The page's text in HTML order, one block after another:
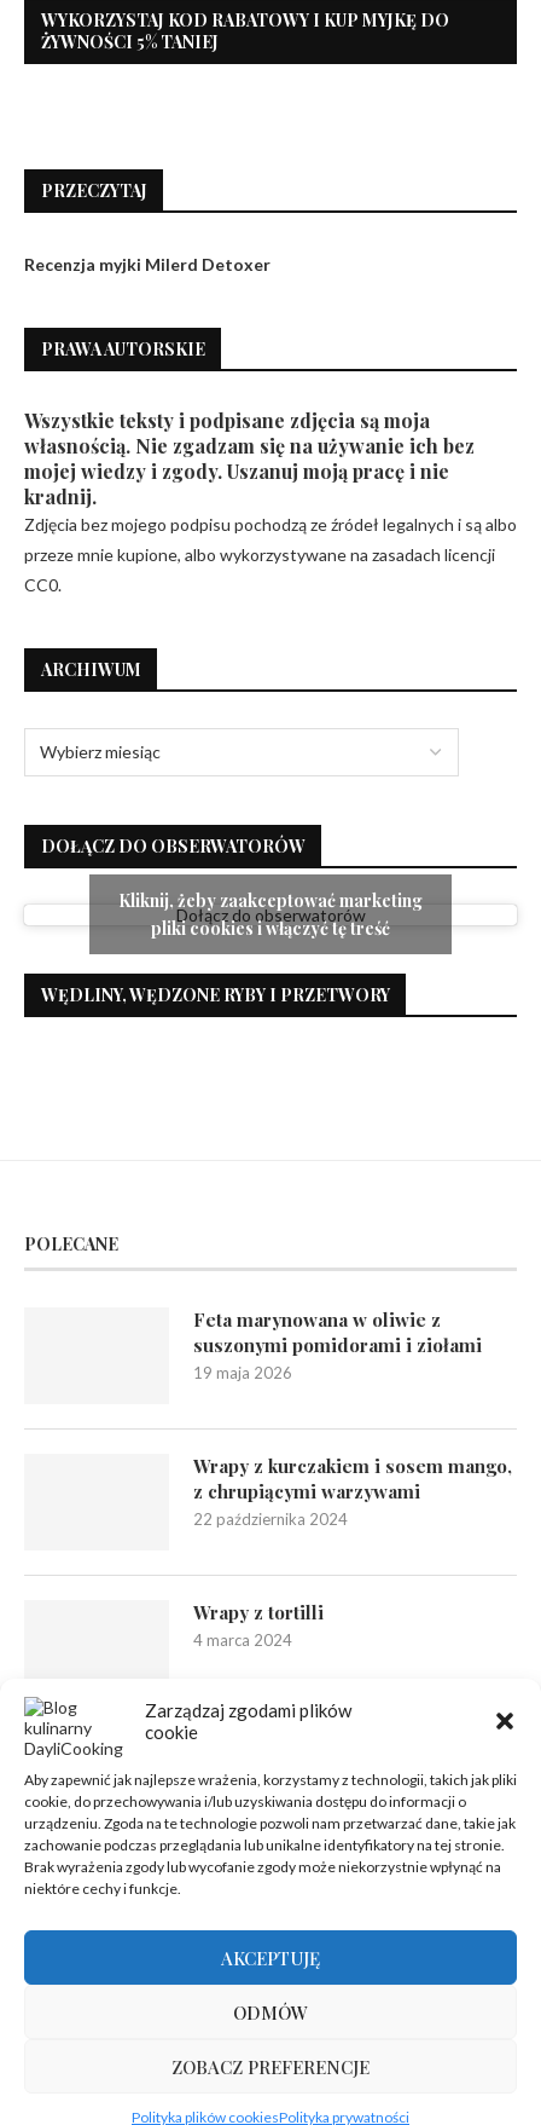
Zarządzaj zgodami plików
cookie
Aby zapewnić jak najlepsze wrażenia, korzystamy z technologii, takich jak pliki
cookie, do przechowywania i/lub uzyskiwania dostępu do informacji o
urządzeniu. Zgoda na te technologie pozwoli nam przetwarzać dane, takie jak
zachowanie podczas przeglądania lub unikalne identyfikatory na tej stronie.
Brak wyrażenia zgody lub wycofanie zgody może niekorzystnie wpłynąć na
niektóre cechy i funkcje.
AKCEPTUJĘ
ODMÓW
ZOBACZ PREFERENCJE
Polityka plików cookiesPolityka prywatności
WYKORZYSTAJ KOD RABATOWY I KUP MYJKĘ DO
ŻYWNOŚCI 5% TANIEJ
PRZECZYTAJ
Recenzja myjki Milerd Detoxer
PRAWA AUTORSKIE
Wszystkie teksty i podpisane zdjęcia są moja
własnością. Nie zgadzam się na używanie ich bez
mojej wiedzy i zgody. Uszanuj moją pracę i nie
kradnij.
Zdjęcia bez mojego podpisu pochodzą ze źródeł legalnych i są albo
przeze mnie kupione, albo wykorzystywane na zasadach licencji
CC0.
ARCHIWUM
DOŁĄCZ DO OBSERWATORÓW
Dołącz do obserwatorów
Kliknij, żeby zaakceptować marketing
pliki cookies i włączyć tę treść
WĘDLINY, WĘDZONE RYBY I PRZETWORY
POLECANE
Feta marynowana w oliwie z
suszonymi pomidorami i ziołami
19 maja 2026
Wrapy z kurczakiem i sosem mango,
z chrupiącymi warzywami
22 października 2024
Wrapy z tortilli
4 marca 2024
@2012-2025 - Wszelkie prawa zastrzeżone | Hosting zapewnia